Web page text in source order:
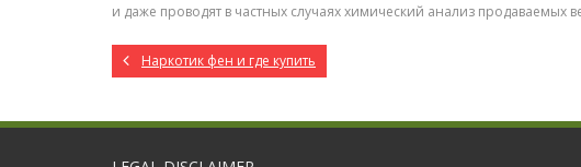
и даже проводят в частных случаях химический анализ продаваемых
Наркотик фен и где купить